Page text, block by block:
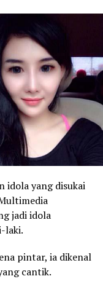
idola yang disukai
jadi idola
laki.
pintar, ia dikenal
cantik.